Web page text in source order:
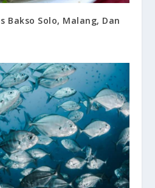
Bakso Solo, Malang, Dan